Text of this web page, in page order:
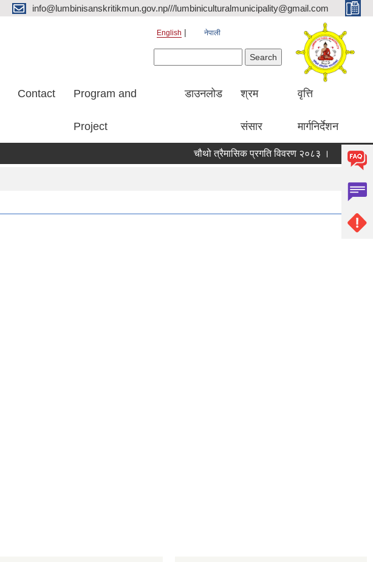
info@lumbinisanskritikmun.gov.np///lumbiniculturalmunicipality@gmail.com
English नेपाली
Contact Program and
Project
डाउनलोड श्रम
संसार
वृत्ति
मार्गनिर्देशन
चौथो त्रैमासिक प्रगति विवरण २०८३ । Qualified